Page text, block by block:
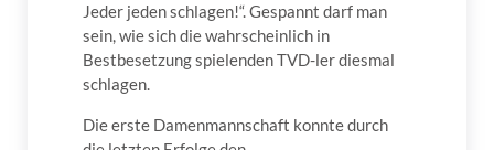
Jeder jeden schlagen!“. Gespannt darf man
sein, wie sich die wahrscheinlich in
Bestbesetzung spielenden TVD-ler diesmal
schlagen.
Die erste Damenmannschaft konnte durch